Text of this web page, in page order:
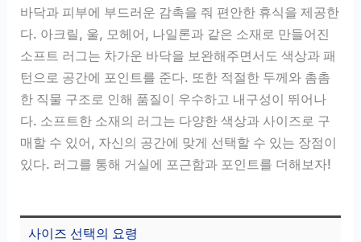
바닥과 피부에 부드러운 감촉을 줘 편안한 휴식을 제공한
다. 아크릴, 울, 모헤어, 나일론과 같은 소재로 만들어진
소프트 러그는 차가운 바닥을 보완해주면서도 색상과 패
턴으로 공간에 포인트를 준다. 또한 적절한 두께와 촘촘
한 직물 구조로 인해 품질이 우수하고 내구성이 뛰어나
다. 소프트한 소재의 러그는 다양한 색상과 사이즈로 구
매할 수 있어, 자신의 공간에 맞게 선택할 수 있는 장점이
있다. 러그를 통해 거실에 포근함과 포인트를 더해보자!
사이즈 선택의 요령